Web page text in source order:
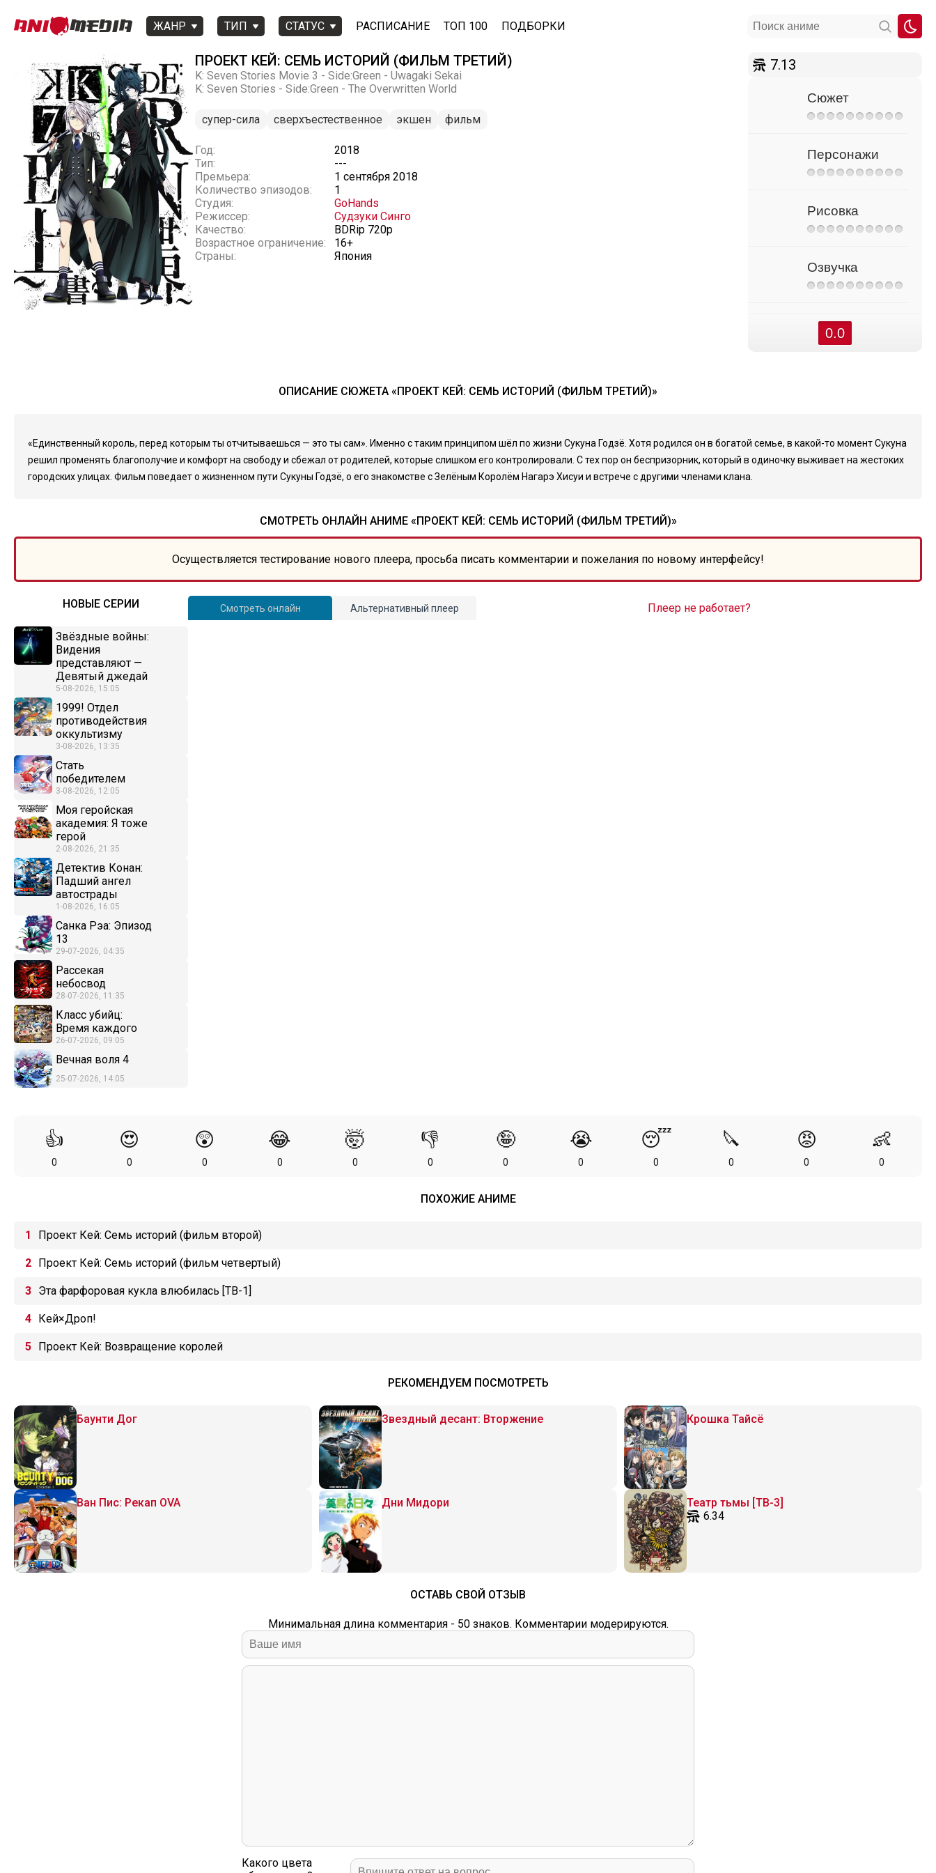
ЖАНР ТИП СТАТУС РАСПИСАНИЕ ТОП 100 ПОДБОРКИ
ПРОЕКТ КЕЙ: СЕМЬ ИСТОРИЙ (ФИЛЬМ ТРЕТИЙ)
K: Seven Stories Movie 3 - Side:Green - Uwagaki Sekai
K: Seven Stories - Side:Green - The Overwritten World
супер-сила сверхъестественное экшен фильм
Год:
2018
Тип:
---
Премьера:
1 сентября 2018
Количество эпизодов:
1
Студия:
GoHands
Режиссер:
Судзуки Синго
Качество:
BDRip 720p
Возрастное ограничение:
16+
Страны:
Япония
7.13
Сюжет
Персонажи
Рисовка
Озвучка
0.0
ОПИСАНИЕ СЮЖЕТА «ПРОЕКТ КЕЙ: СЕМЬ ИСТОРИЙ (ФИЛЬМ ТРЕТИЙ)»
«Единственный король, перед которым ты отчитываешься — это ты сам». Именно с таким принципом шёл по жизни Сукуна Годзё. Хотя родился он в богатой семье, в какой-то момент Сукуна
решил променять благополучие и комфорт на свободу и сбежал от родителей, которые слишком его контролировали. С тех пор он беспризорник, который в одиночку выживает на жестоких
городских улицах. Фильм поведает о жизненном пути Сукуны Годзё, о его знакомстве с Зелёным Королём Нагарэ Хисуи и встрече с другими членами клана.
СМОТРЕТЬ ОНЛАЙН АНИМЕ «ПРОЕКТ КЕЙ: СЕМЬ ИСТОРИЙ (ФИЛЬМ ТРЕТИЙ)»
Осуществляется тестирование нового плеера, просьба писать комментарии и пожелания по новому интерфейсу!
НОВЫЕ СЕРИИ
Звёздные войны:
Видения
представляют —
Девятый джедай
5-08-2026, 15:05
1999! Отдел
противодействия
оккультизму
3-08-2026, 13:35
Стать
победителем
3-08-2026, 12:05
Моя геройская
академия: Я тоже
герой
2-08-2026, 21:35
Детектив Конан:
Падший ангел
автострады
1-08-2026, 16:05
Санка Рэа: Эпизод
13
29-07-2026, 04:35
Рассекая
небосвод
28-07-2026, 11:35
Класс убийц:
Время каждого
26-07-2026, 09:05
Вечная воля 4
25-07-2026, 14:05
Смотреть онлайн Альтернативный плеер Плеер не работает?
👍
0
😍
0
😲
0
😂
0
🤯
0
👎
0
🤪
0
😭
0
😴
0
🔪
0
😡
0
👶
0
ПОХОЖИЕ АНИМЕ
Проект Кей: Семь историй (фильм второй)
Проект Кей: Семь историй (фильм четвертый)
Эта фарфоровая кукла влюбилась [ТВ-1]
Кей×Дроп!
Проект Кей: Возвращение королей
РЕКОМЕНДУЕМ ПОСМОТРЕТЬ
Баунти Дог Звездный десант: Вторжение Крошка Тайсё
Ван Пис: Рекап OVA Дни Мидори
Театр тьмы [ТВ-3]
6.34
ОСТАВЬ СВОЙ ОТЗЫВ
Минимальная длина комментария - 50 знаков. Комментарии модерируются.
Какого цвета